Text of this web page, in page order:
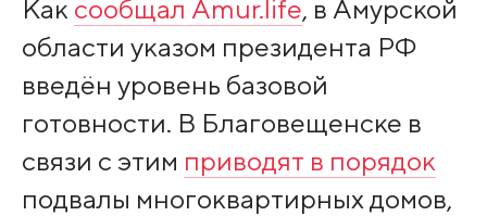
Как сообщал Amur.life, в Амурской
области указом президента РФ
введён уровень базовой
готовности. В Благовещенске в
связи с этим приводят в порядок
подвалы многоквартирных домов,